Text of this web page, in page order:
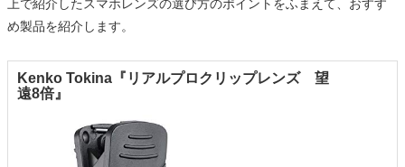
上で紹介したスマホレンズの選び方のポイントをふまえて、おすす
め製品を紹介します。
Kenko Tokina『リアルプロクリップレンズ 望
遠8倍』